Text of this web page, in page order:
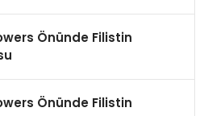
Önünde Filistin
Önünde Filistin